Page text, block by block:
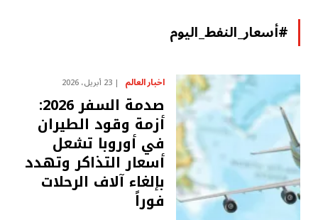
#أسعار_النفط_اليوم
اخبار العالم 23 أبريل، 2026
صدمة السفر 2026:
أزمة وقود الطيران
في أوروبا تشعل
أسعار التذاكر وتهدد
بإلغاء آلاف الرحلات
فوراً